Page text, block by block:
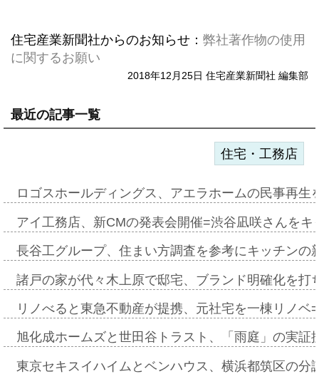
住宅産業新聞社からのお知らせ： 弊社著作物の使用
に関するお願い
2018年12月25日 住宅産業新聞社 編集部
最近の記事一覧
住宅・工務店
ロゴスホールディングス、アエラホームの民事再
アイ工務店、新CMの発表会開催=渋谷凪咲さんを
長谷工グループ、住まい方調査を参考にキッチン
諸戸の家が代々木上原で邸宅、ブランド明確化を
リノべると東急不動産が提携、元社宅を一棟リノ
旭化成ホームズと世田谷トラスト、「雨庭」の実
東京セキスイハイムとベンハウス、横浜都筑区の